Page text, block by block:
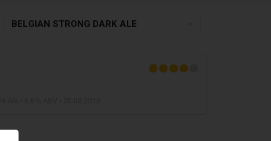
BELGIAN STRONG DARK ALE